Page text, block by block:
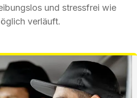
und stressfrei wie
verläuft.